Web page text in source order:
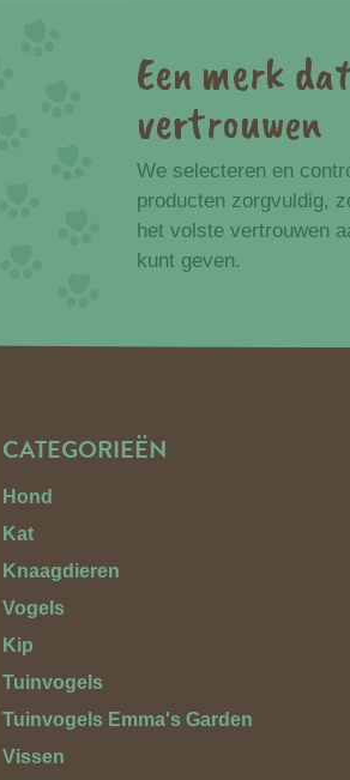
Een merk
vertrouwen
We selecteren en
producten zorgvuldig,
het volste vertrouwen
kunt geven.
CATEGORIEËN
Hond
Kat
Knaagdieren
Vogels
Kip
Tuinvogels
Tuinvogels Emma's Garden
Vissen